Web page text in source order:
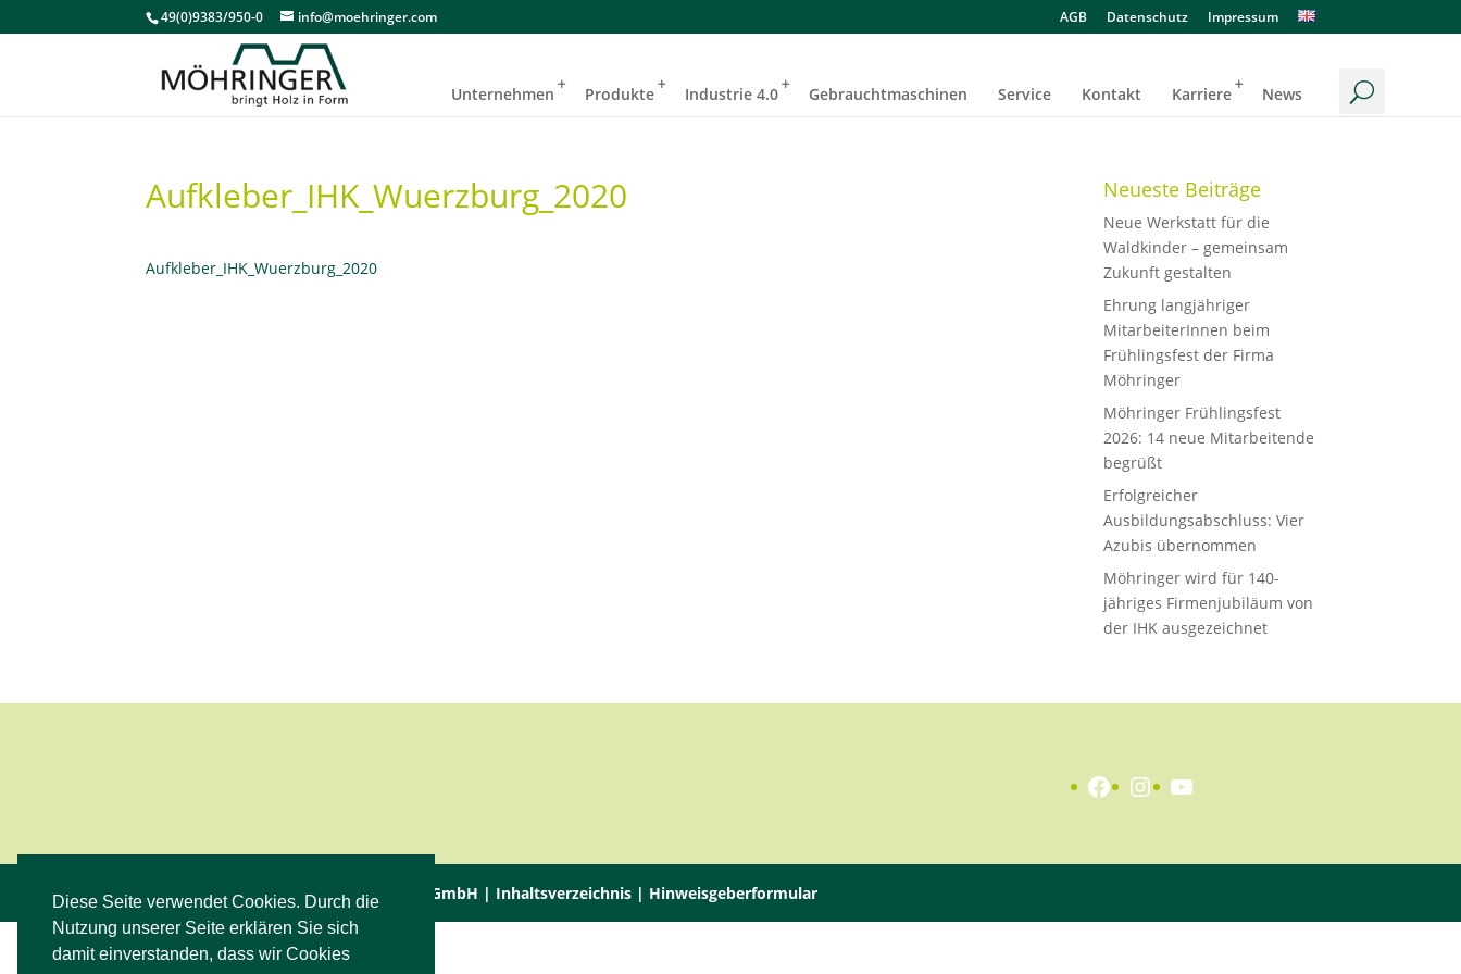
Diese Seite verwendet Cookies. Durch die
Nutzung unserer Seite erklären Sie sich
damit einverstanden, dass wir Cookies
49(0)9383/950-0 info@moehringer.com AGB Datenschutz Impressum
Unternehmen Produkte Industrie 4.0 Gebrauchtmaschinen Service Kontakt Karriere News
Aufkleber_IHK_Wuerzburg_2020
Aufkleber_IHK_Wuerzburg_2020
Neueste Beiträge
Neue Werkstatt für die
Waldkinder – gemeinsam
Zukunft gestalten
Ehrung langjähriger
MitarbeiterInnen beim
Frühlingsfest der Firma
Möhringer
Möhringer Frühlingsfest
2026: 14 neue Mitarbeitende
begrüßt
Erfolgreicher
Ausbildungsabschluss: Vier
Azubis übernommen
Möhringer wird für 140-
jähriges Firmenjubiläum von
der IHK ausgezeichnet
Facebook
Instagram
YouTube
© 2017 Simon Möhringer Anlagenbau GmbH | Inhaltsverzeichnis | Hinweisgeberformular